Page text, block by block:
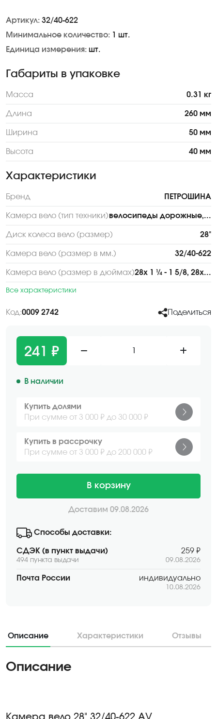
Артикул: 32/40-622
Минимальное количество: 1 шт.
Единица измерения: шт.
Габариты в упаковке
Масса 0.31 кг
Длина 260 мм
Ширина 50 мм
Высота 40 мм
Характеристики
Бренд ПЕТРОШИНА
Камера вело (тип техники)велосипеды дорожные,...
Диск колеса вело (размер) 28"
Камера вело (размер в мм.) 32/40-622
Камера вело (размер в дюймах)28х 1 ¼ - 1 5/8, 28х...
Все характеристики
Код:0009 2742 Поделиться
241 ₽
В наличии
Купить долями
При сумме от 3 000 ₽ до 30 000 ₽
Купить в рассрочку
При сумме от 3 000 ₽ до 200 000 ₽
В корзину
Доставим 09.08.2026
Способы доставки:
СДЭК (в пункт выдачи)
494 пункта выдачи
259 ₽
09.08.2026
Почта России индивидуально
10.08.2026
Описание Характеристики Отзывы
Описание
Камера вело 28" 32/40-622 AV